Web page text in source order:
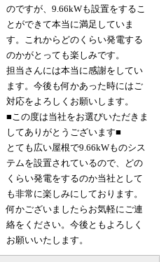
のですが、9.66kWも設置をするこ
とができて本当に満足していま
す。これからどのくらい発電する
のかがとっても楽しみです。
担当さんには本当に感謝をしてい
ます。今後も何かあった時にはご
対応をよろしくお願いします。
■この度は当社をお選びいただきま
してありがとうございます■
とても広い屋根で9.66kWものシス
テムを設置されているので、どの
くらい発電をするのか当社として
も非常に楽しみにしております。
何かございましたらお気軽にご連
絡をください。今後ともよろしく
お願いいたします。